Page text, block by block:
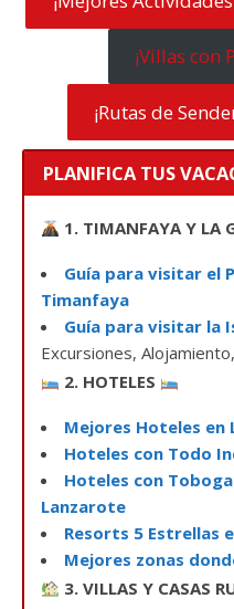
¡Villas con
¡Rutas de
PLANIFICA TUS
1. TIMANFAYA Y LA
Guía para visitar el
Timanfaya
Guía para visitar la
Excursiones,
2. HOTELES
Mejores Hoteles en
Hoteles con Todo
Hoteles con
Lanzarote
Resorts 5 Estrellas
Mejores zonas
3. VILLAS Y CASAS